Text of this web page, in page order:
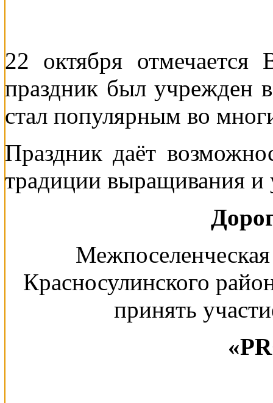
22 октября
праздник был
стал популярным во
Праздник даёт
традиции выращивания и
Красносулинского
принять